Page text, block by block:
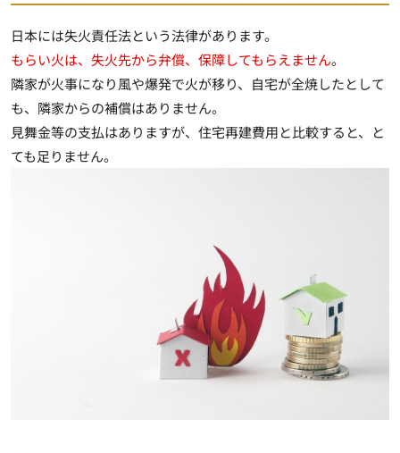
日本には失火責任法という法律があります。
もらい火は、失火先から弁償、保障してもらえません。
隣家が火事になり風や爆発で火が移り、自宅が全焼したとして
も、隣家からの補償はありません。
見舞金等の支払はありますが、住宅再建費用と比較すると、と
ても足りません。